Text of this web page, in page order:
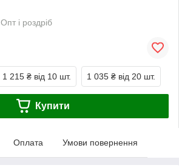
Опт і роздріб
1 215 ₴ від 10 шт. 1 035 ₴ від 20 шт.
Купити
Оплата Умови повернення